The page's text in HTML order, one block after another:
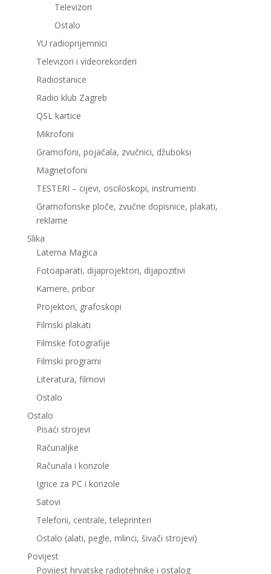
Televizori
Ostalo
YU radioprijemnici
Televizori i videorekorderi
Radiostanice
Radio klub Zagreb
QSL kartice
Mikrofoni
Gramofoni, pojačala, zvučnici, džuboksi
Magnetofoni
TESTERI – cijevi, osciloskopi, instrumenti
Gramofonske ploče, zvučne dopisnice, plakati,
reklame
Slika
Laterna Magica
Fotoaparati, dijaprojektori, dijapozitivi
Kamere, pribor
Projektori, grafoskopi
Filmski plakati
Filmske fotografije
Filmski programi
Literatura, filmovi
Ostalo
Ostalo
Pisaći strojevi
Računaljke
Računala i konzole
Igrice za PC i konzole
Satovi
Telefoni, centrale, teleprinteri
Ostalo (alati, pegle, mlinci, šivači strojevi)
Povijest
Povijest hrvatske radiotehnike i ostalog